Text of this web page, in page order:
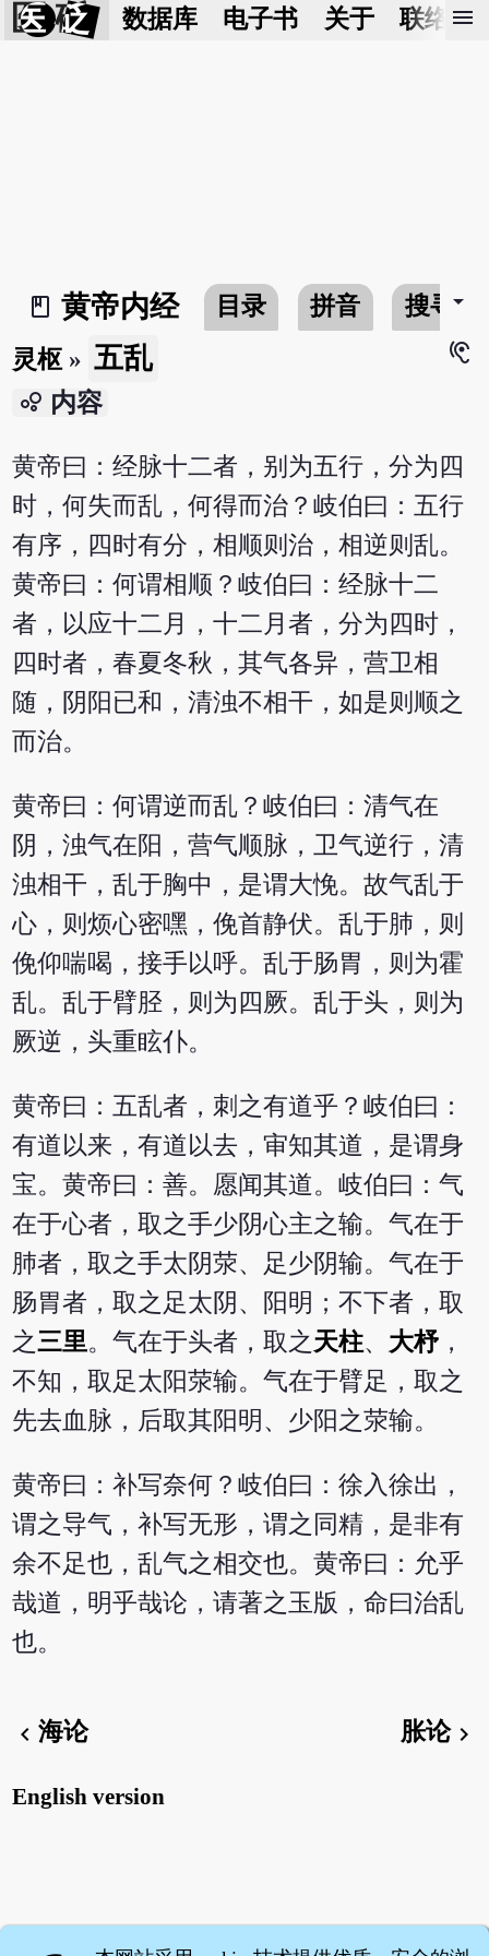
医 砭 数据库 电子书 关于 联络我
menu
book_2
黄帝内经 目录 拼音 搜寻arrow_drop_down
灵枢 » 五乱
hearing
bubble_chart 内容
黄帝曰：经脉十二者，别为五行，分为四
时，何失而乱，何得而治？岐伯曰：五行
有序，四时有分，相顺则治，相逆则乱。
黄帝曰：何谓相顺？岐伯曰：经脉十二
者，以应十二月，十二月者，分为四时，
四时者，春夏冬秋，其气各异，营卫相
随，阴阳已和，清浊不相干，如是则顺之
而治。
黄帝曰：何谓逆而乱？岐伯曰：清气在
阴，浊气在阳，营气顺脉，卫气逆行，清
浊相干，乱于胸中，是谓大悗。故气乱于
心，则烦心密嘿，俛首静伏。乱于肺，则
俛仰喘喝，接手以呼。乱于肠胃，则为霍
乱。乱于臂胫，则为四厥。乱于头，则为
厥逆，头重眩仆。
黄帝曰：五乱者，刺之有道乎？岐伯曰：
有道以来，有道以去，审知其道，是谓身
宝。黄帝曰：善。愿闻其道。岐伯曰：气
在于心者，取之手少阴心主之输。气在于
肺者，取之手太阴荥、足少阴输。气在于
肠胃者，取之足太阴、阳明；不下者，取
之三里。气在于头者，取之天柱、 大杼 ，
不知，取足太阳荥输。气在于臂足，取之
先去血脉，后取其阳明、少阳之荥输。
黄帝曰：补写奈何？岐伯曰：徐入徐出，
谓之导气，补写无形，谓之同精，是非有
余不足也，乱气之相交也。黄帝曰：允乎
哉道，明乎哉论，请著之玉版，命曰治乱
也。
chevron_left海论 胀论chevron_right
English version